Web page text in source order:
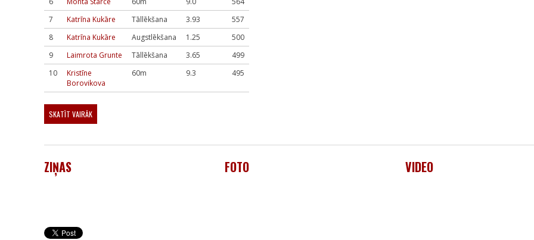
7
Katrīna Kukāre Tāllēkšana 3.93
557
8
Katrīna Kukāre Augstlēkšana 1.25
500
9
Laimrota Grunte Tāllēkšana 3.65
499
10
Kristīne
Borovikova
60m 9.3 495
SKATĪT VAIRĀK
ZIŅAS FOTO VIDEO